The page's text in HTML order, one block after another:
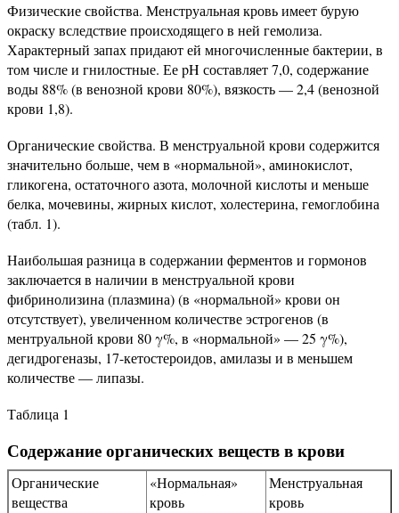
Физические свойства. Менструальная кровь имеет бурую
окраску вследствие происходящего в ней гемолиза.
Характерный запах придают ей многочисленные бактерии, в
том числе и гнилостные. Ее pH составляет 7,0, содержание
воды 88% (в венозной крови 80%), вязкость — 2,4 (венозной
крови 1,8).
Органические свойства. В менструальной крови содержится
значительно больше, чем в «нормальной», аминокислот,
гликогена, остаточного азота, молочной кислоты и меньше
белка, мочевины, жирных кислот, холестерина, гемоглобина
(табл. 1).
Наибольшая разница в содержании ферментов и гормонов
заключается в наличии в менструальной крови
фибринолизина (плазмина) (в «нормальной» крови он
отсутствует), увеличенном количестве эстрогенов (в
ментруальной крови 80 γ%, в «нормальной» — 25 γ%),
дегидрогеназы, 17-кетостероидов, амилазы и в меньшем
количестве — липазы.
Таблица 1
Содержание органических веществ в крови
Органические
вещества
«Нормальная»
кровь
Менструальная
кровь